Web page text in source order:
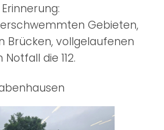
Gebieten,
Brücken, vollgelaufenen
die 112.